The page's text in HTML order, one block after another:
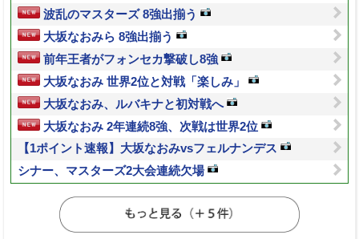
波乱のマスターズ 8強出揃う
大坂なおみら 8強出揃う
前年王者がフォンセカ撃破し8強
大坂なおみ 世界2位と対戦「楽しみ」
大坂なおみ、ルバキナと初対戦へ
大坂なおみ 2年連続8強、次戦は世界2位
【1ポイント速報】大坂なおみvsフェルナンデス
シナー、マスターズ2大会連続欠場